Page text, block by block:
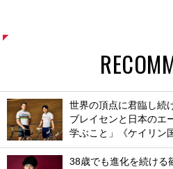
世界の頂点に君臨し続
ブレイセンと日本のエ
学ぶこと」《ケイリン
38歳でも進化を続ける